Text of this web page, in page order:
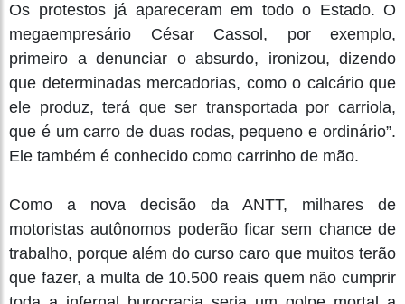
Os protestos já apareceram em todo o Estado. O
megaempresário César Cassol, por exemplo,
primeiro a denunciar o absurdo, ironizou, dizendo
que determinadas mercadorias, como o calcário que
ele produz, terá que ser transportada por carriola,
que é um carro de duas rodas, pequeno e ordinário”.
Ele também é conhecido como carrinho de mão.
Como a nova decisão da ANTT, milhares de
motoristas autônomos poderão ficar sem chance de
trabalho, porque além do curso caro que muitos terão
que fazer, a multa de 10.500 reais quem não cumprir